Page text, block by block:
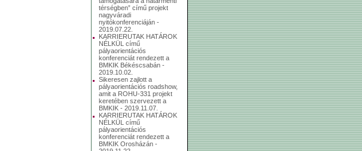
térségben” című projekt
nagyváradi
nyitókonferenciáján -
2019.07.22.
KARRIERUTAK HATÁROK
NÉLKÜL című
pályaorientációs
konferenciát rendezett a
BMKIK Békéscsabán -
2019.10.02.
Sikeresen zajlott a
pályaorientációs roadshow,
amit a ROHU-331 projekt
keretében szervezett a
BMKIK - 2019.11.07.
KARRIERUTAK HATÁROK
NÉLKÜL című
pályaorientációs
konferenciát rendezett a
BMKIK Orosházán -